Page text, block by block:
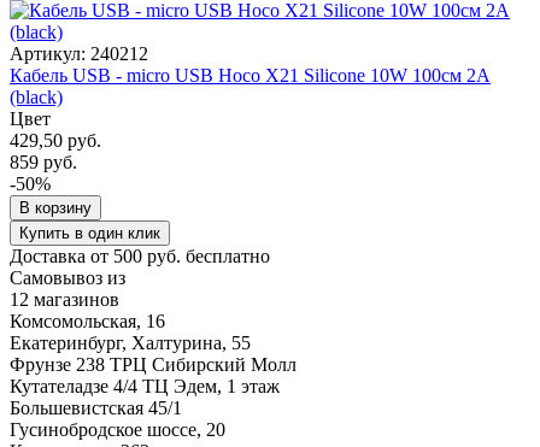
Артикул: 240212
Кабель USB - micro USB Hoco X21 Silicone 10W 100см 2A
(black)
Цвет
429,50 руб.
859 руб.
-50%
В корзину
Купить в один клик
Доставка от 500 руб. бесплатно
Самовывоз из
12 магазинов
Комсомольская, 16
Екатеринбург, Халтурина, 55
Фрунзе 238 ТРЦ Сибирский Молл
Кутателадзе 4/4 ТЦ Эдем, 1 этаж
Большевистская 45/1
Гусинобродское шоссе, 20